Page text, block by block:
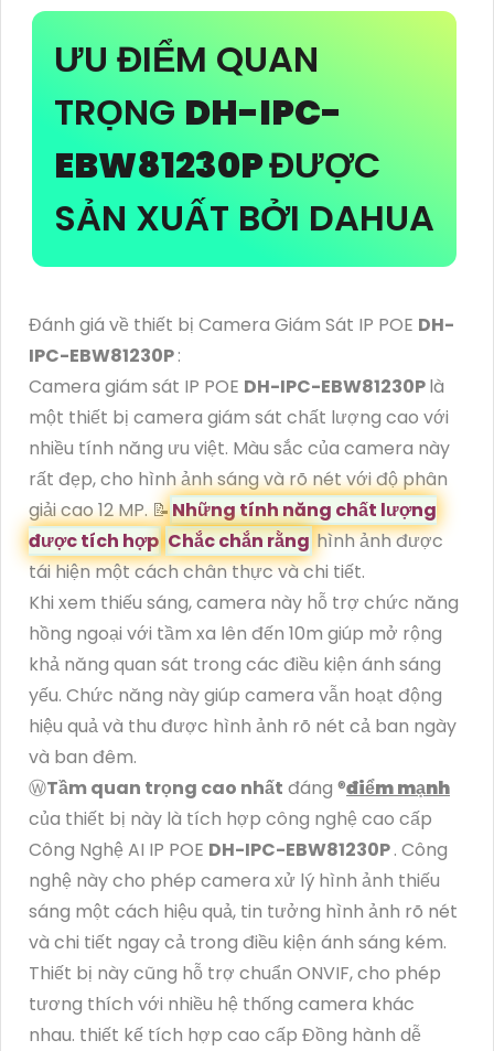
ƯU ĐIỂM QUAN
TRỌNG DH-IPC-
EBW81230PĐƯỢC
SẢN XUẤT BỞI DAHUA
Đánh giá về thiết bị Camera Giám Sát IP POE DH-
IPC-EBW81230P:
Camera giám sát IP POE DH-IPC-EBW81230Plà
một thiết bị camera giám sát chất lượng cao với
nhiều tính năng ưu việt. Màu sắc của camera này
rất đẹp, cho hình ảnh sáng và rõ nét với độ phân
giải cao 12 MP. 📝Những tính năng chất lượng
được tích hợp Chắc chắn rằnghình ảnh được
tái hiện một cách chân thực và chi tiết.
Khi xem thiếu sáng, camera này hỗ trợ chức năng
hồng ngoại với tầm xa lên đến 10m giúp mở rộng
khả năng quan sát trong các điều kiện ánh sáng
yếu. Chức năng này giúp camera vẫn hoạt động
hiệu quả và thu được hình ảnh rõ nét cả ban ngày
và ban đêm.
ⓌTầm quan trọng cao nhất đáng ®️điểm mạnh
của thiết bị này là tích hợp công nghệ cao cấp
Công Nghệ AI IP POE DH-IPC-EBW81230P. Công
nghệ này cho phép camera xử lý hình ảnh thiếu
sáng một cách hiệu quả, tin tưởng hình ảnh rõ nét
và chi tiết ngay cả trong điều kiện ánh sáng kém.
Thiết bị này cũng hỗ trợ chuẩn ONVIF, cho phép
tương thích với nhiều hệ thống camera khác
nhau. thiết kế tích hợp cao cấp Đồng hành dễ